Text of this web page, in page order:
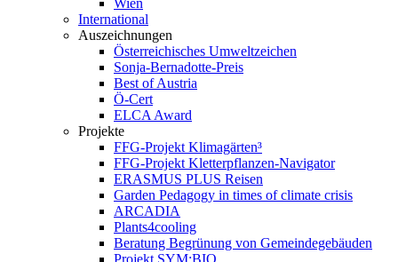
Wien
International
Auszeichnungen
Österreichisches Umweltzeichen
Sonja-Bernadotte-Preis
Best of Austria
Ö-Cert
ELCA Award
Projekte
FFG-Projekt Klimagärten³
FFG-Projekt Kletterpflanzen-Navigator
ERASMUS PLUS Reisen
Garden Pedagogy in times of climate crisis
ARCADIA
Plants4cooling
Beratung Begrünung von Gemeindegebäuden
Projekt SYM:BIO